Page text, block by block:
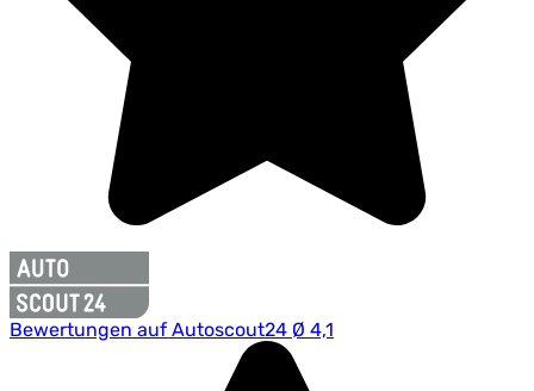
Bewertungen auf Autoscout24 Ø 4,1